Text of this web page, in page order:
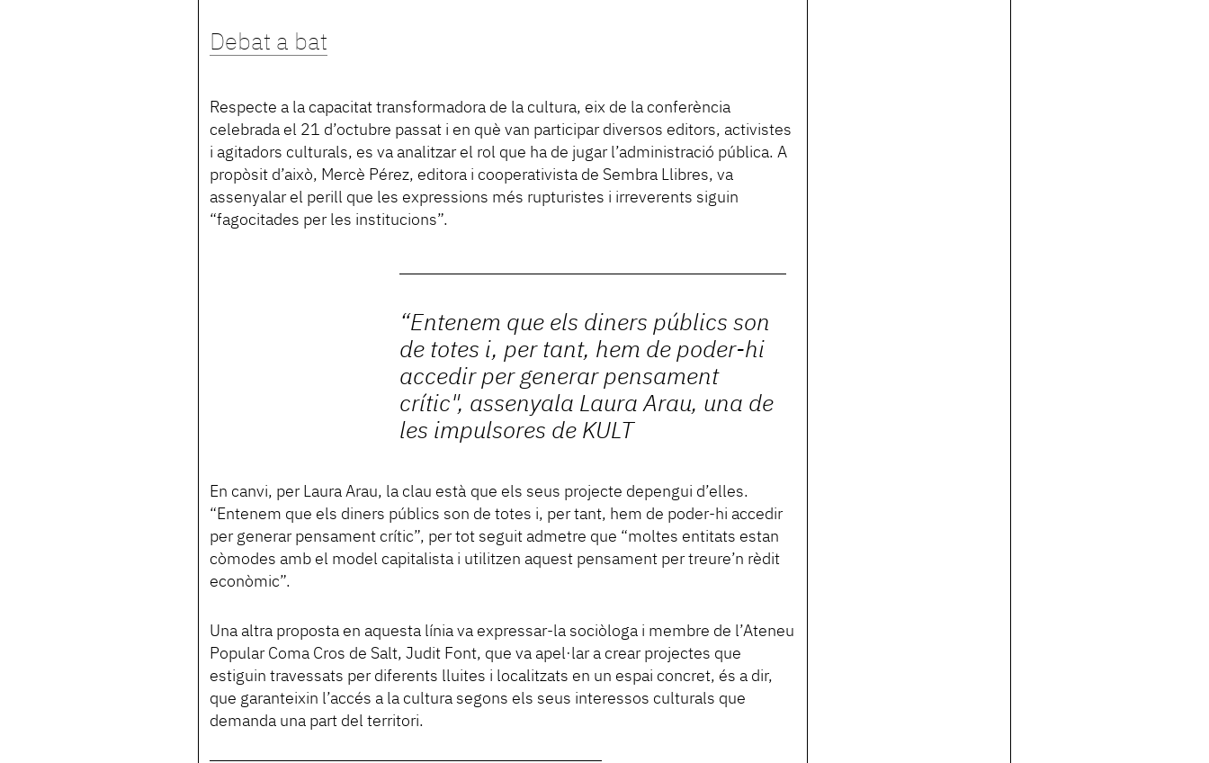
Debat a bat
Respecte a la capacitat transformadora de la cultura, eix de la conferència
celebrada el 21 d’octubre passat i en què van participar diversos editors, activistes
i agitadors culturals, es va analitzar el rol que ha de jugar l’administració pública. A
propòsit d’això, Mercè Pérez, editora i cooperativista de Sembra Llibres, va
assenyalar el perill que les expressions més rupturistes i irreverents siguin
“fagocitades per les institucions”.
“Entenem que els diners públics son
de totes i, per tant, hem de poder-hi
accedir per generar pensament
crític", assenyala Laura Arau, una de
les impulsores de KULT
En canvi, per Laura Arau, la clau està que els seus projecte depengui d’elles.
“Entenem que els diners públics son de totes i, per tant, hem de poder-hi accedir
per generar pensament crític”, per tot seguit admetre que “moltes entitats estan
còmodes amb el model capitalista i utilitzen aquest pensament per treure’n rèdit
econòmic”.
Una altra proposta en aquesta línia va expressar-la sociòloga i membre de l’Ateneu
Popular Coma Cros de Salt, Judit Font, que va apel·lar a crear projectes que
estiguin travessats per diferents lluites i localitzats en un espai concret, és a dir,
que garanteixin l’accés a la cultura segons els seus interessos culturals que
demanda una part del territori.